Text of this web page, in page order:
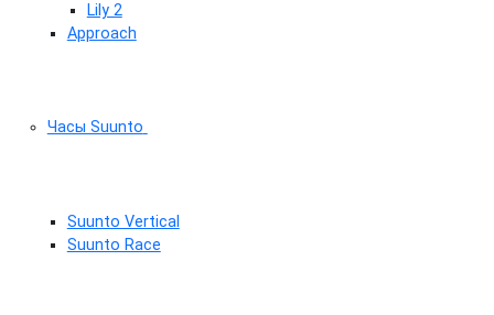
Lily 2
Approach
Часы Suunto
Suunto Vertical
Suunto Race